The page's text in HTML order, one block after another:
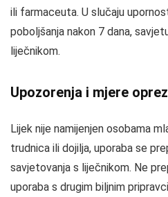
ili farmaceuta. U slučaju
poboljšanja nakon 7 dana,
liječnikom.
Upozorenja i mjere
Lijek nije namijenjen osobama
trudnica ili dojilja, uporaba se
savjetovanja s liječnikom. Ne
uporaba s drugim biljnim